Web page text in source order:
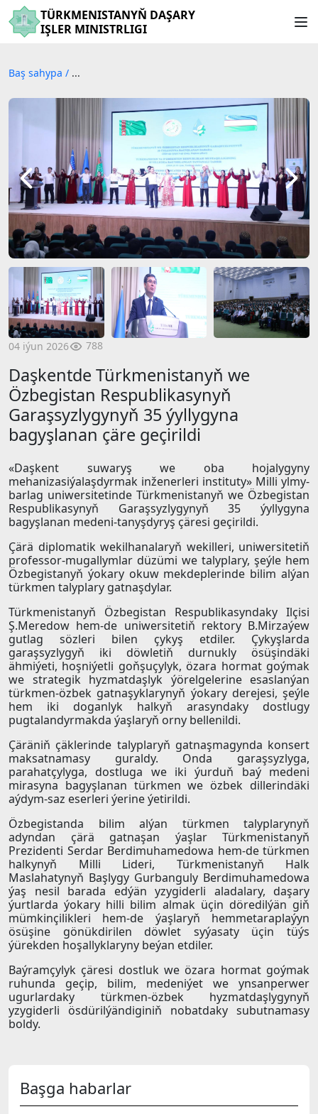
TÜRKMENISTANYŇ DAŞARY
IŞLER MINISTRLIGI
Baş sahypa / ...
04 iýun 2026 788
Daşkentde Türkmenistanyň we
Özbegistan Respublikasynyň
Garaşsyzlygynyň 35 ýyllygyna
bagyşlanan çäre geçirildi
«Daşkent suwaryş we oba hojalygyny
mehanizasiýalaşdyrmak inženerleri instituty» Milli ylmy-
barlag uniwersitetinde Türkmenistanyň we Özbegistan
Respublikasynyň Garaşsyzlygynyň 35 ýyllygyna
bagyşlanan medeni-tanyşdyryş çäresi geçirildi.
Çärä diplomatik wekilhanalaryň wekilleri, uniwersitetiň
professor-mugallymlar düzümi we talyplary, şeýle hem
Özbegistanyň ýokary okuw mekdeplerinde bilim alýan
türkmen talyplary gatnaşdylar.
Türkmenistanyň Özbegistan Respublikasyndaky Ilçisi
Ş.Meredow hem-de uniwersitetiň rektory B.Mirzaýew
gutlag sözleri bilen çykyş etdiler. Çykyşlarda
garaşsyzlygyň iki döwletiň durnukly ösüşindäki
ähmiýeti, hoşniýetli goňşuçylyk, özara hormat goýmak
we strategik hyzmatdaşlyk ýörelgelerine esaslanýan
türkmen-özbek gatnaşyklarynyň ýokary derejesi, şeýle
hem iki doganlyk halkyň arasyndaky dostlugy
pugtalandyrmakda ýaşlaryň orny bellenildi.
Çäräniň çäklerinde talyplaryň gatnaşmagynda konsert
maksatnamasy guraldy. Onda garaşsyzlyga,
parahatçylyga, dostluga we iki ýurduň baý medeni
mirasyna bagyşlanan türkmen we özbek dillerindäki
aýdym-saz eserleri ýerine ýetirildi.
Özbegistanda bilim alýan türkmen talyplarynyň
adyndan çärä gatnaşan ýaşlar Türkmenistanyň
Prezidenti Serdar Berdimuhamedowa hem-de türkmen
halkynyň Milli Lideri, Türkmenistanyň Halk
Maslahatynyň Başlygy Gurbanguly Berdimuhamedowa
ýaş nesil barada edýän yzygiderli aladalary, daşary
ýurtlarda ýokary hilli bilim almak üçin döredilýän giň
mümkinçilikleri hem-de ýaşlaryň hemmetaraplaýyn
ösüşine gönükdirilen döwlet syýasaty üçin tüýs
ýürekden hoşallyklaryny beýan etdiler.
Baýramçylyk çäresi dostluk we özara hormat goýmak
ruhunda geçip, bilim, medeniýet we ynsanperwer
ugurlardaky türkmen-özbek hyzmatdaşlygynyň
yzygiderli ösdürilýändiginiň nobatdaky subutnamasy
boldy.
Başga habarlar